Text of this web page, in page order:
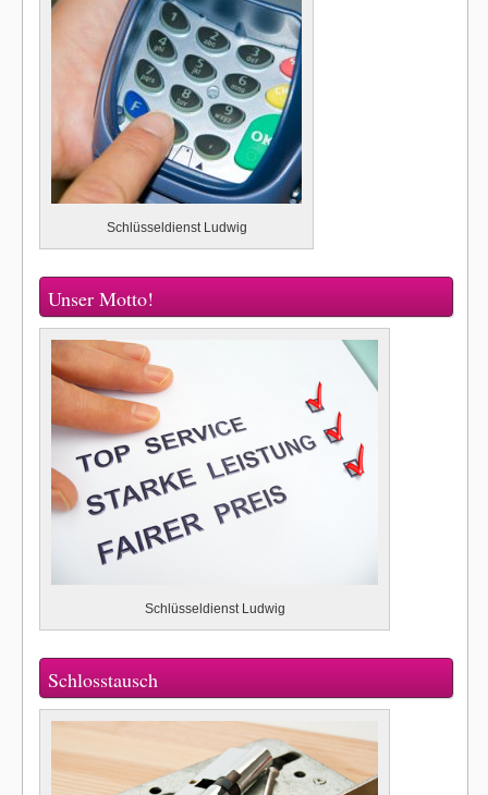
Schlüsseldienst Ludwig
Unser Motto!
Schlüsseldienst Ludwig
Schlosstausch